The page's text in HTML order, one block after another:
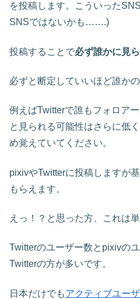
を投稿します。こういった
SNSではないかも…….)
投稿することで必ず誰かに見ら
必ずと断定していいほど誰か
例えばTwitterで誰もフォロア
と見られる可能性はさらに低
め覚えていてください。
pixivやTwitterに投稿しますが
もらえます。
えっ！？と思った方、これは
Twitterのユーザー数とpixivの
Twitterの方が多いです。
日本だけでもアクティブユーザ